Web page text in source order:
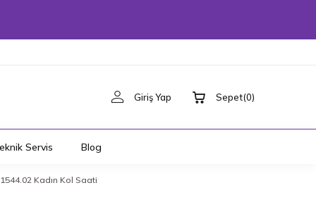
Giriş Yap Sepet(0)
Servis Blog
Kadın Kol Saati